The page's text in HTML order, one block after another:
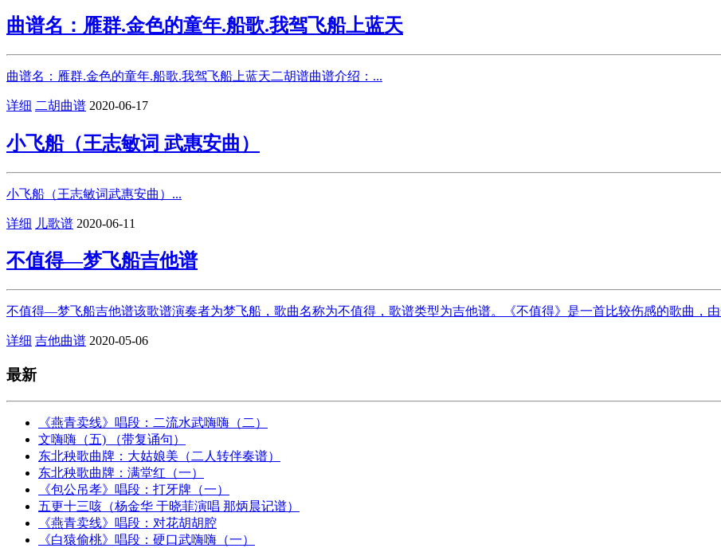
曲谱名：雁群.金色的童年.船歌.我驾飞船上蓝天
曲谱名：雁群.金色的童年.船歌.我驾飞船上蓝天二胡谱曲谱介绍：...
详细 二胡曲谱 2020-06-17
小飞船（王志敏词 武惠安曲）
小飞船（王志敏词武惠安曲）...
详细 儿歌谱 2020-06-11
不值得—梦飞船吉他谱
不值得—梦飞船吉他谱该歌谱演奏者为梦飞船，歌曲名称为不值得，歌谱类型为吉他谱。《不值得》是一首比较伤感的歌曲，
详细 吉他曲谱 2020-05-06
最新
《燕青卖线》唱段：二流水武嗨嗨（二）
文嗨嗨（五) （带复诵句）
东北秧歌曲牌：大姑娘美（二人转伴奏谱）
东北秧歌曲牌：满堂红（一）
《包公吊孝》唱段：打牙牌（一）
五更十三咳（杨金华 于晓菲演唱 那炳晨记谱）
《燕青卖线》唱段：对花胡胡腔
《白猿偷桃》唱段：硬口武嗨嗨（一）